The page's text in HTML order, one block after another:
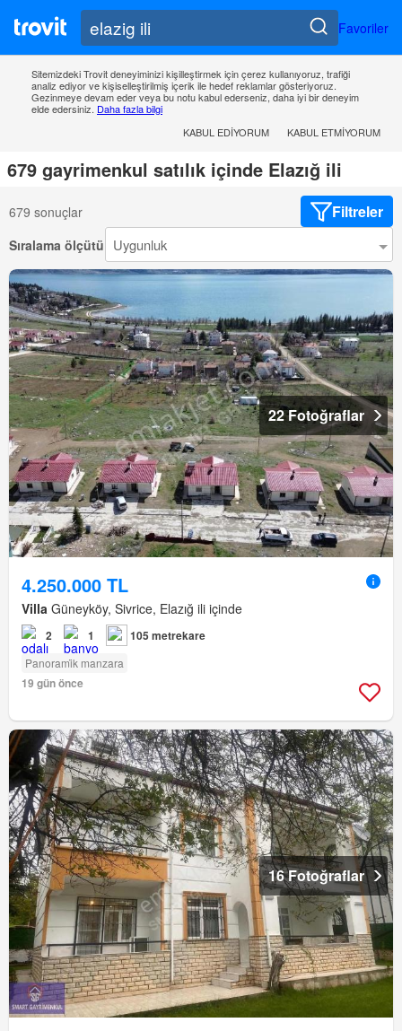
Favoriler
Sitemizdeki Trovit deneyiminizi kişilleştirmek için çerez kullanıyoruz, trafiği
analiz ediyor ve kişiselleştirilmiş içerik ile hedef reklamlar gösteriyoruz.
Gezinmeye devam eder veya bu notu kabul ederseniz, daha iyi bir deneyim
elde edersiniz. Daha fazla bilgi
KABUL EDIYORUM
KABUL ETMIYORUM
679 gayrimenkul satılık içinde Elazığ ili
679 sonuçlar Filtreler
Sıralama ölçütü
22 Fotoğraflar
4.250.000 TL
Villa Güneyköy, Sivrice, Elazığ ili içinde
2 1 105 metrekare
Panorami̇k manzara
19 gün önce
16 Fotoğraflar